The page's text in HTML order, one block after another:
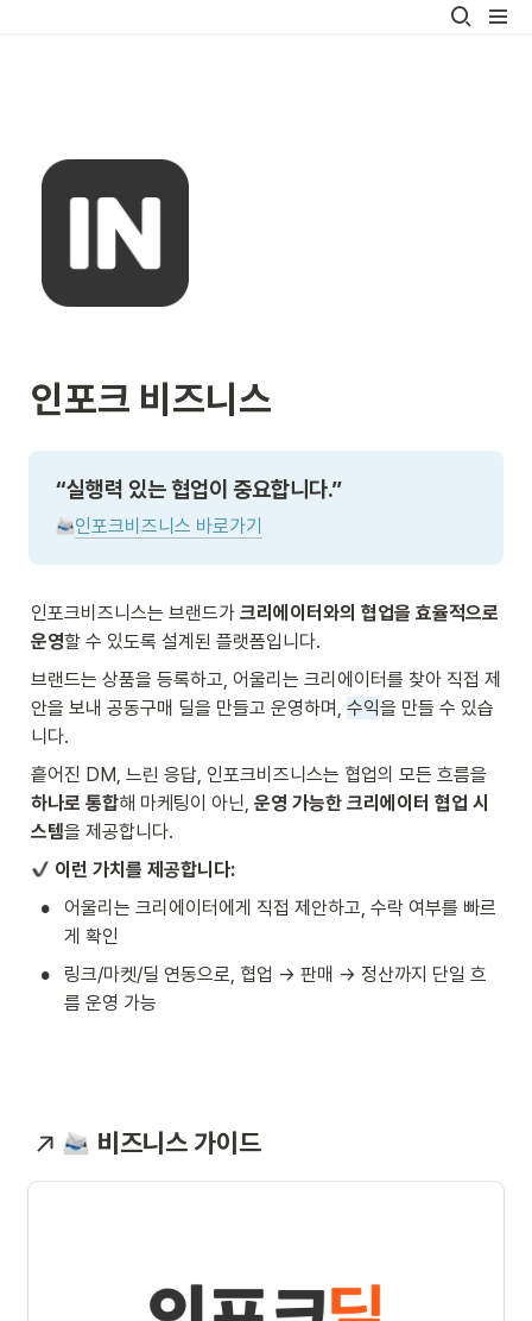
인포크 비즈니스
“실행력 있는 협업이 중요합니다.”
인포크비즈니스 바로가기
인포크비즈니스는 브랜드가 크리에이터와의 협업을 효율적으로
운영할 수 있도록 설계된 플랫폼입니다.
브랜드는 상품을 등록하고, 어울리는 크리에이터를 찾아 직접 제
안을 보내 공동구매 딜을 만들고 운영하며, 수익을 만들 수 있습
니다.
하나로 통합해 마케팅이 아닌, 운영 가능한 크리에이터 협업 시
스템을 제공합니다.
이런 가치를 제공합니다:
•
어울리는 크리에이터에게 직접 제안하고, 수락 여부를 빠르
게 확인
•
링크/마켓/딜 연동으로, 협업 → 판매 → 정산까지 단일 흐
름 운영 가능
비즈니스 가이드